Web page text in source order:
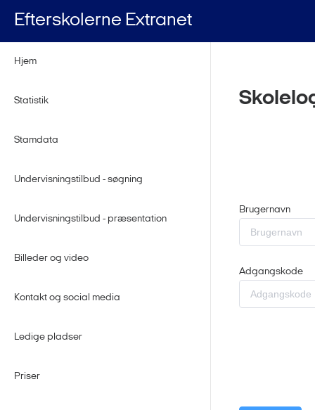
Efterskolerne Extranet
Hjem
Statistik
Stamdata
Undervisningstilbud - søgning
Undervisningstilbud - præsentation
Billeder og video
Kontakt og social media
Ledige pladser
Priser
Brugernavn
Adgangskode